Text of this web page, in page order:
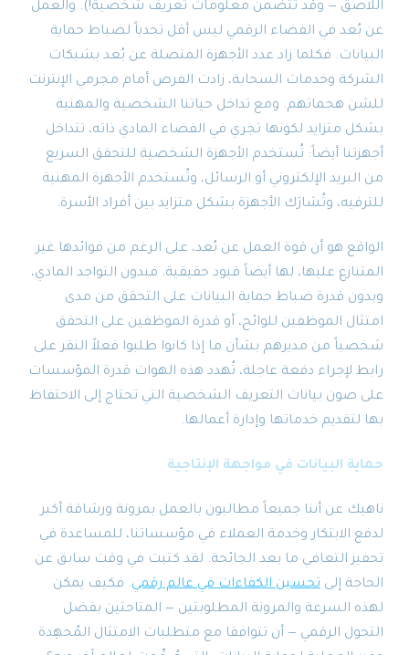
اللاصق — وقد تتضمن معلومات تعريف شخصية!). والعمل
عن بُعد في الفضاء الرقمي ليس أقل تحدياً لضباط حماية
البيانات. فكلما زاد عدد الأجهزة المتصلة عن بُعد بشبكات
الشركة وخدمات السحابة، زادت الفرص أمام مجرمي الإنترنت
للشن هجماتهم. ومع تداخل حياتنا الشخصية والمهنية
بشكل متزايد لكونها تجري في الفضاء المادي ذاته، تتداخل
أجهزتنا أيضاً: تُستخدم الأجهزة الشخصية للتحقق السريع
من البريد الإلكتروني أو الرسائل، وتُستخدم الأجهزة المهنية
للترفيه، وتُشارَك الأجهزة بشكل متزايد بين أفراد الأسرة.
الواقع هو أن قوة العمل عن بُعد، على الرغم من فوائدها غير
المتنازع عليها، لها أيضاً قيود حقيقية. فبدون التواجد المادي،
وبدون قدرة ضباط حماية البيانات على التحقق من مدى
امتثال الموظفين للوائح، أو قدرة الموظفين على التحقق
شخصياً من مديرهم بشأن ما إذا كانوا طلبوا فعلاً النقر على
رابط لإجراء دفعة عاجلة، تُهدد هذه الهوات قدرة المؤسسات
على صون بيانات التعريف الشخصية التي تحتاج إلى الاحتفاظ
بها لتقديم خدماتها وإدارة أعمالها.
حماية البيانات في مواجهة الإنتاجية
ناهيك عن أننا جميعاً مطالبون بالعمل بمرونة ورشاقة أكبر
لدفع الابتكار وخدمة العملاء في مؤسساتنا، للمساعدة في
تحفيز التعافي ما بعد الجائحة. لقد كتبت في وقت سابق عن
الحاجة إلى تحسين الكفاءات في عالم رقمي. فكيف يمكن
لهذه السرعة والمرونة المطلوبتين — المتاحتين بفضل
التحول الرقمي — أن تتوافقا مع متطلبات الامتثال المُجهِدة